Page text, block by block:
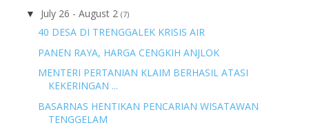
▼ July 26 - August 2 (7)
40 DESA DI TRENGGALEK KRISIS AIR
PANEN RAYA, HARGA CENGKIH ANJLOK
MENTERI PERTANIAN KLAIM BERHASIL ATASI
KEKERINGAN ...
BASARNAS HENTIKAN PENCARIAN WISATAWAN
TENGGELAM